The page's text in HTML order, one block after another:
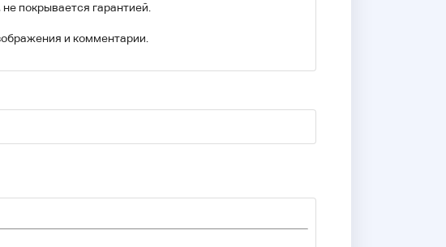
покрывается гарантией.
и комментарии.